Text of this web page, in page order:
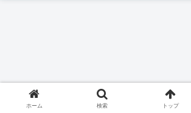
ホーム 検索 トップ